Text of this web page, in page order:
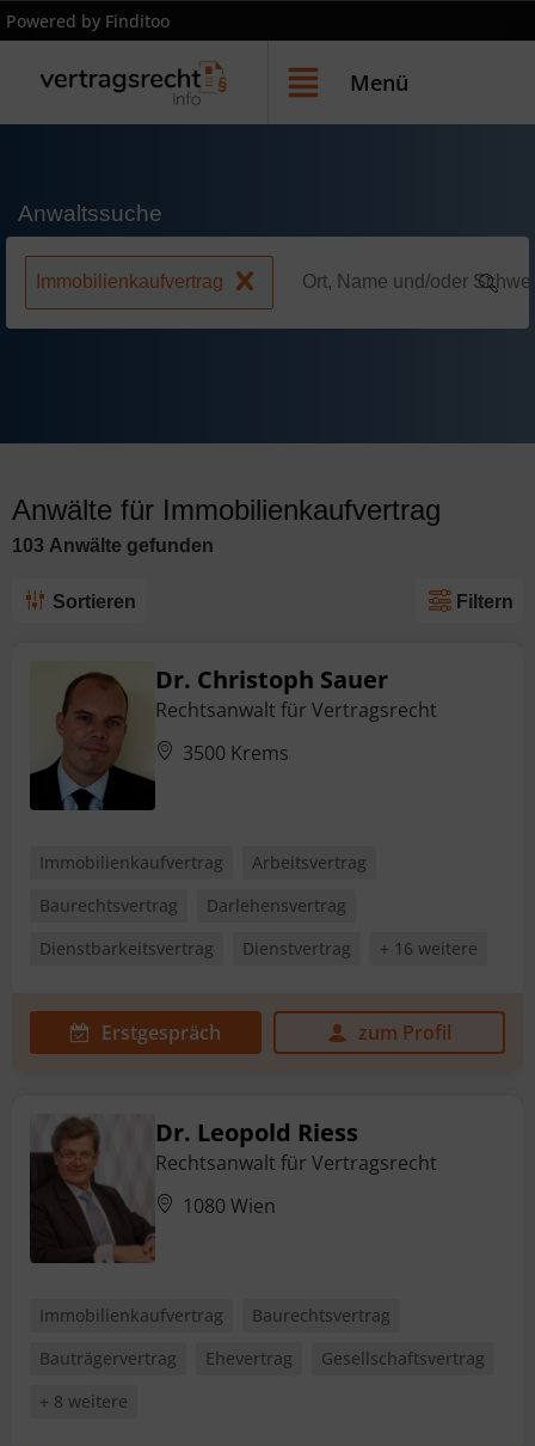
Powered by Finditoo
Menü
Anwaltssuche
Immobilienkaufvertrag
Anwälte für Immobilienkaufvertrag
103 Anwälte gefunden
Sortieren Filtern
Dr. Christoph Sauer
Rechtsanwalt für Vertragsrecht
3500 Krems
Immobilienkaufvertrag
Arbeitsvertrag
Baurechtsvertrag
Darlehensvertrag
Dienstbarkeitsvertrag
Dienstvertrag + 16 weitere
Erstgespräch zum Profil
Dr. Leopold Riess
Rechtsanwalt für Vertragsrecht
1080 Wien
Immobilienkaufvertrag
Baurechtsvertrag
Bauträgervertrag
Ehevertrag
Gesellschaftsvertrag
+ 8 weitere